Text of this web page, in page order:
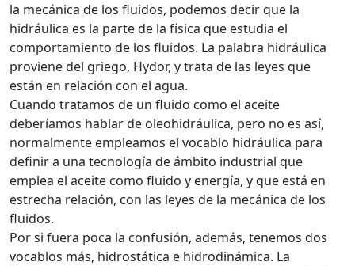
la mecánica de los fluidos, podemos decir que la
hidráulica es la parte de la física que estudia el
comportamiento de los fluidos. La palabra hidráulica
proviene del griego, Hydor, y trata de las leyes que
están en relación con el agua.
Cuando tratamos de un fluido como el aceite
deberíamos hablar de oleohidráulica, pero no es así,
normalmente empleamos el vocablo hidráulica para
definir a una tecnología de ámbito industrial que
emplea el aceite como fluido y energía, y que está en
estrecha relación, con las leyes de la mecánica de los
fluidos.
Por si fuera poca la confusión, además, tenemos dos
vocablos más, hidrostática e hidrodinámica. La